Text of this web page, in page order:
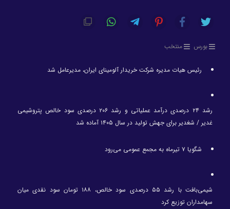
بورس منتخب
رئیس هیات مدیره شرکت خریدار آلومینای ایران، مدیرعامل شد
رشد ۲۴ درصدی درآمد عملیاتی و رشد ۲۰۶ درصدی سود خالص پتروشیمی
غدیر / شغدیر برای جهش تولید در سال ۱۴۰۵ آماده شد
شگویا ۷ تیرماه به مجمع عمومی می‌رود
شیمی‌بافت با رشد ۵۵ درصدی سود خالص، ۱۸۸ تومان سود نقدی میان
سهامداران توزیع کرد